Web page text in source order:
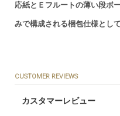
応紙とＥフルートの薄い段ボ
みで構成される梱包仕様として
CUSTOMER REVIEWS
カスタマーレビュー